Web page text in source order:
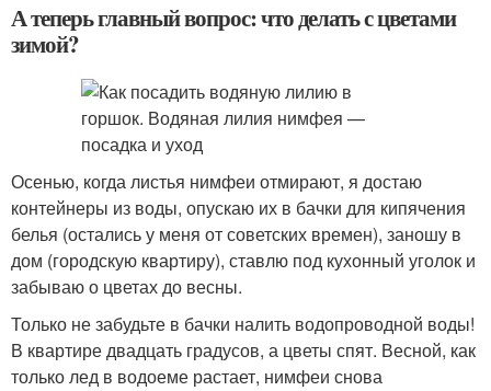
А теперь главный вопрос: что делать с цветами
зимой?
Осенью, когда листья нимфеи отмирают, я достаю
контейнеры из воды, опускаю их в бачки для кипячения
белья (остались у меня от советских времен), заношу в
дом (городскую квартиру), ставлю под кухонный уголок и
забываю о цветах до весны.
Только не забудьте в бачки налить водопроводной воды!
В квартире двадцать градусов, а цветы спят. Весной, как
только лед в водоеме растает, нимфеи снова